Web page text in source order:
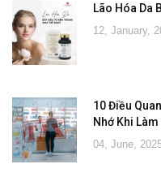
Lão Hóa Da
12, January,
10 Điều
Nhớ Khi
04, June,